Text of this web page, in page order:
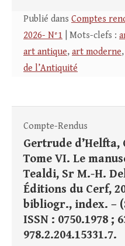
Publié dans Comptes
2026- N°1 | Mots-clefs :
art antique, art moderne,
de l’Antiquité
Compte-Rendus
Gertrude
Tome VI. Le
Tealdi, Sr M.-H.
Éditions du Cerf,
bibliogr., index. –
ISSN : 0750.1978 ;
978.2.204.15331.7.